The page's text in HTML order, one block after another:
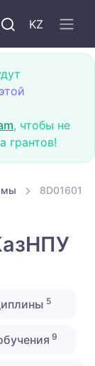
KZ
этой
, чтобы не
грантов!
8D01601
5
9